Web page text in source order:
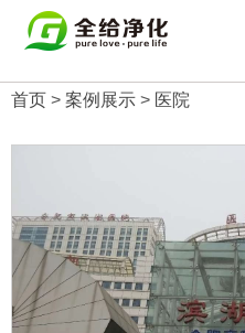
首页 > 案例展示 > 医院